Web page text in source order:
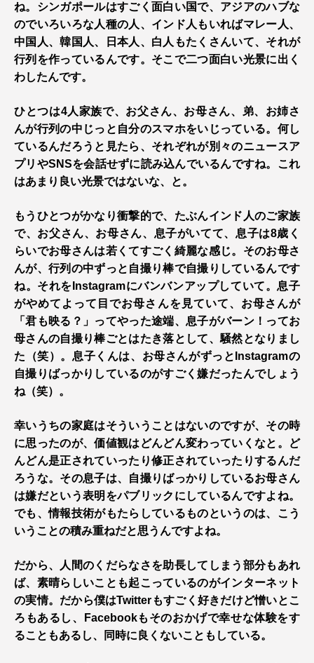
ね。シンガポールはすごく面白い国で、アジアのハブな
のでいろいろな人種の人、インド人もいればマレー人、
中国人、韓国人、日本人、白人もたくさんいて、それが
行列を作っているんです。そこで二つ面白い光景に出く
わしたんです。
ひとつは4人家族で、お父さん、お母さん、弟、お姉さ
んが行列の中じっと自分のスマホをいじっている。何し
ているんだろうと見たら、それぞれが別々のニュースア
プリやSNSを会話せずに読み込んでいるんですね。これ
はあまり良い光景ではないな、と。
もうひとつがかなり衝撃的で、たぶんインド人のご家族
で、お父さん、お母さん、息子がいてて、息子は8歳く
らいでお母さんは若くてすごく綺麗な感じ。そのお母さ
んが、行列の中ずっと自撮り棒で自撮りしているんです
ね。それをInstagramにバンバンアップしていて。息子
がやめてよって目でお母さんを見ていて、お母さんが
「君も映る？」ってやった途端、息子がバーン！ってお
母さんの自撮り棒ごとはたき落として、騒然となりまし
た（笑）。息子くんは、お母さんがずっとInstagramの
自撮りばっかりしているのがすごく嫌だったんでしょう
ね（笑）。
幸いうちの家庭はそういうことはないのですが、その時
に思ったのが、価値観はどんどん変わっていくなと。ど
んどん是正されていったり修正されていったりするんだ
ろうな。その息子は、自撮りばっかりしているお母さん
は嫌だという表明をパブリックにしているんですよね。
でも、情報技術がもたらしているものというのは、こう
いうことの積み重ねだと思うんですよね。
だから、人間のくだらなさを助長してしまう部分もあれ
ば、素晴らしいことも起こっているのがインターネット
の実情。だから僕はTwitterもすごく好きだけど憎いとこ
ろもあるし、Facebookもそのおかげで幸せな体験をす
ることもあるし、同時に良くないこともしている。